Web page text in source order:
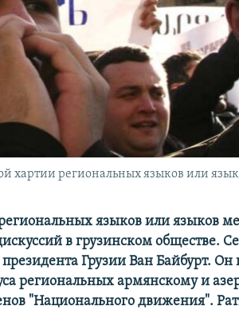
хартии региональных языков или
языков или языков
в грузинском обществе.
президента Грузии Ван Байбурт.
региональных армянскому и
"Национального движения".